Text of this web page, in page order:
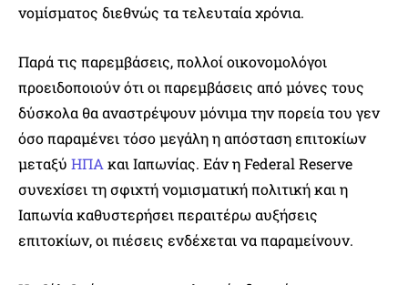
νομίσματος διεθνώς τα τελευταία χρόνια.
Παρά τις παρεμβάσεις, πολλοί οικονομολόγοι
προειδοποιούν ότι οι παρεμβάσεις από μόνες τους
δύσκολα θα αναστρέψουν μόνιμα την πορεία του γεν
όσο παραμένει τόσο μεγάλη η απόσταση επιτοκίων
μεταξύ ΗΠΑ και Ιαπωνίας. Εάν η Federal Reserve
συνεχίσει τη σφιχτή νομισματική πολιτική και η
Ιαπωνία καθυστερήσει περαιτέρω αυξήσεις
επιτοκίων, οι πιέσεις ενδέχεται να παραμείνουν.